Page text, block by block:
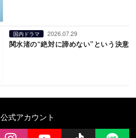
国内ドラマ 2026.07.29
関水渚の“絶対に諦めない”という決意
公式アカウント